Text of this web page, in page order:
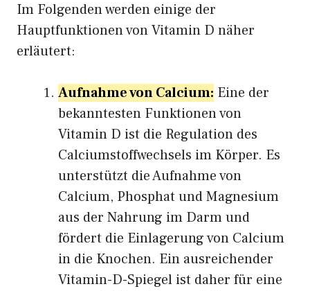
Im Folgenden werden einige der
Hauptfunktionen von Vitamin D näher
erläutert:
Aufnahme von Calcium: Eine der
bekanntesten Funktionen von
Vitamin D ist die Regulation des
Calciumstoffwechsels im Körper. Es
unterstützt die Aufnahme von
Calcium, Phosphat und Magnesium
aus der Nahrung im Darm und
fördert die Einlagerung von Calcium
in die Knochen. Ein ausreichender
Vitamin-D-Spiegel ist daher für eine